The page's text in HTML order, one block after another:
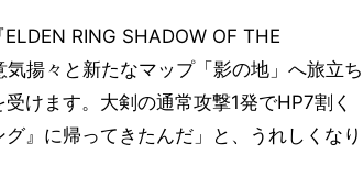
RING SHADOW OF THE
揚々と新たなマップ「影の地」へ旅立ち
けます。大剣の通常攻撃1発でHP7割く
』に帰ってきたんだ」と、うれしくなり